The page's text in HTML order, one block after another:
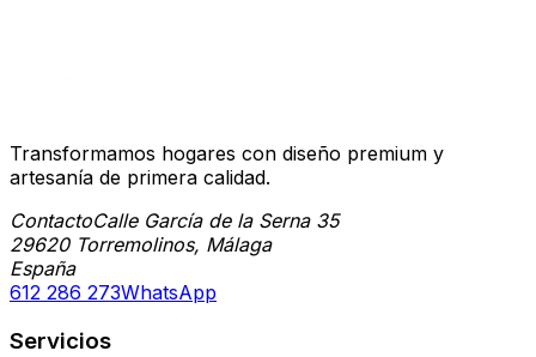
Transformamos hogares con diseño premium y
artesanía de primera calidad.
ContactoCalle García de la Serna 35
29620 Torremolinos, Málaga
España
612 286 273WhatsApp
Servicios